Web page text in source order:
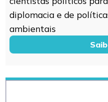
diplomacia e de
ambientais